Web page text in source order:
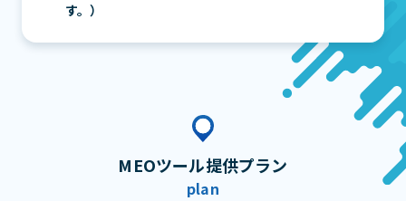
す。）
MEOツール提供プラン
plan